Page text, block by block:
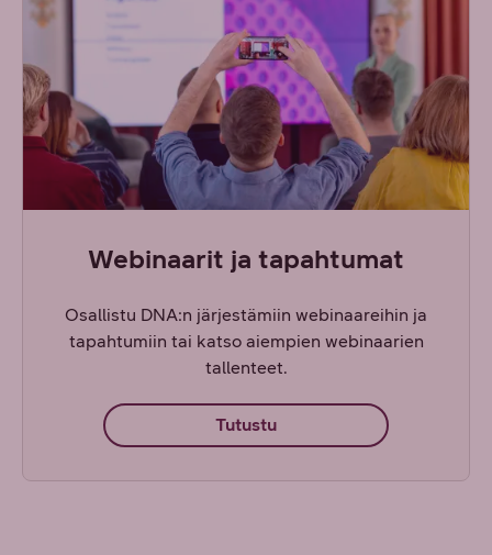
Webinaarit ja tapahtumat
Osallistu DNA:n järjestämiin webinaareihin ja
tapahtumiin tai katso aiempien webinaarien
tallenteet.
Tutustu